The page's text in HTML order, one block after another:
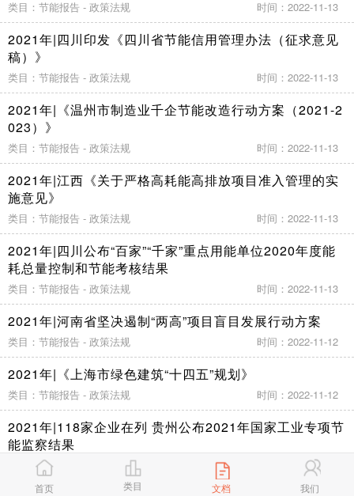
类目：节能报告 - 政策法规 时间：2022-11-13
2021年|四川印发《四川省节能信用管理办法（征求意见
稿）》
类目：节能报告 - 政策法规 时间：2022-11-13
2021年|《温州市制造业千企节能改造行动方案（2021-2
023）》
类目：节能报告 - 政策法规 时间：2022-11-13
2021年|江西《关于严格高耗能高排放项目准入管理的实
施意见》
类目：节能报告 - 政策法规 时间：2022-11-13
2021年|四川公布“百家”“千家”重点用能单位2020年度能
耗总量控制和节能考核结果
类目：节能报告 - 政策法规 时间：2022-11-13
2021年|河南省坚决遏制“两高”项目盲目发展行动方案
类目：节能报告 - 政策法规 时间：2022-11-12
2021年|《上海市绿色建筑“十四五”规划》
类目：节能报告 - 政策法规 时间：2022-11-12
2021年|118家企业在列 贵州公布2021年国家工业专项节
能监察结果
类目：节能报告 - 政策法规 时间：2022-11-12
首页 类目 文档 我们